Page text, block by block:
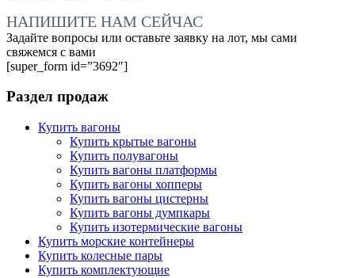
НАПИШИТЕ НАМ СЕЙЧАС
Задайте вопросы или оставьте заявку на лот, мы сами
свяжемся с вами
[super_form id=”3692″]
Раздел продаж
Купить вагоны
Купить крытые вагоны
Купить полувагоны
Купить вагоны платформы
Купить вагоны хопперы
Купить вагоны цистерны
Купить вагоны думпкары
Купить изотермические вагоны
Купить морские контейнеры
Купить колесные пары
Купить комплектующие